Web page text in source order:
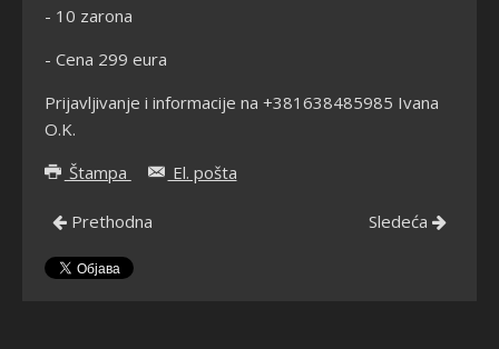
- 10 zarona
- Cena 299 eura
Prijavljivanje i informacije na +381638485985 Ivana
O.K.
Štampa
El. pošta
Prethodna Sledeća